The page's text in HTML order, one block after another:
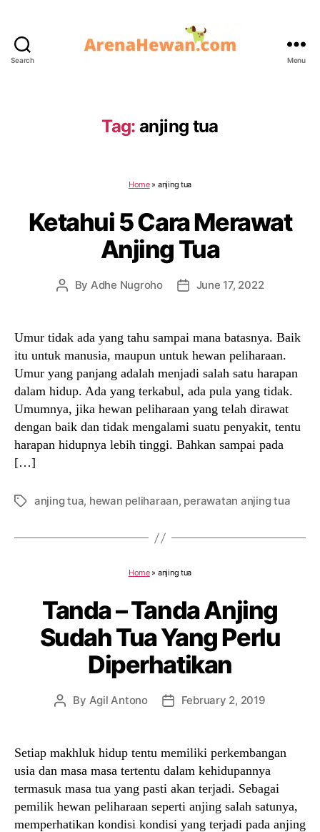
Search Menu
Tag: anjing tua
Home» anjing tua
Ketahui 5 Cara Merawat
Anjing Tua
Post
By Adhe Nugroho
PostJune 17, 2022
Umur tidak ada yang tahu sampai mana batasnya. Baik
itu untuk manusia, maupun untuk hewan peliharaan.
Umur yang panjang adalah menjadi salah satu harapan
dalam hidup. Ada yang terkabul, ada pula yang tidak.
Umumnya, jika hewan peliharaan yang telah dirawat
dengan baik dan tidak mengalami suatu penyakit, tentu
harapan hidupnya lebih tinggi. Bahkan sampai pada
[…]
Tagsanjing tua, hewan peliharaan, perawatan anjing tua
Home» anjing tua
Tanda – Tanda Anjing
Sudah Tua Yang Perlu
Diperhatikan
Post
By Agil Antono
PostFebruary 2, 2019
Setiap makhluk hidup tentu memiliki perkembangan
usia dan masa masa tertentu dalam kehidupannya
termasuk masa tua yang pasti akan terjadi. Sebagai
pemilik hewan peliharaan seperti anjing salah satunya,
memperhatikan kondisi kondisi yang terjadi pada anjing